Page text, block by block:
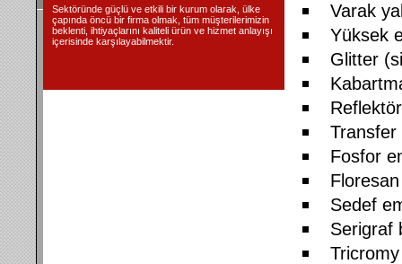
Sektöründe güçlü ve etkili bir kurum olarak, ülke
çapında öncü bir firma olmak, tüm müşterilerimizin
beklenti, ihtiyaçlarını kaliteli ürün ve hizmet anlayışı
içerisinde karşılayabilmektir.
Varak
Yüksek
Glitter
Transfer
Fosfor
Sedef
Serigraf